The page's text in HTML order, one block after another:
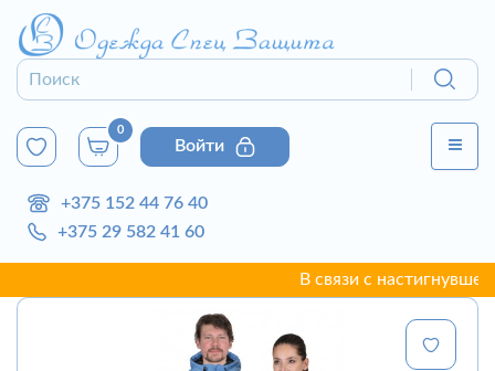
0
Войти
+375 152 44 76 40
+375 29 582 41 60
В связи с настигнувшей г.